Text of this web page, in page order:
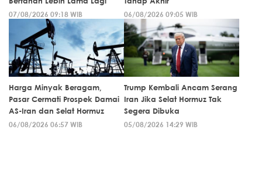
07/08/2026 09:18 WIB
06/08/2026 09:05 WIB
Harga Minyak Beragam,
Pasar Cermati Prospek Damai
AS-Iran dan Selat Hormuz
06/08/2026 06:57 WIB
Trump Kembali Ancam Serang
Iran Jika Selat Hormuz Tak
Segera Dibuka
05/08/2026 14:29 WIB